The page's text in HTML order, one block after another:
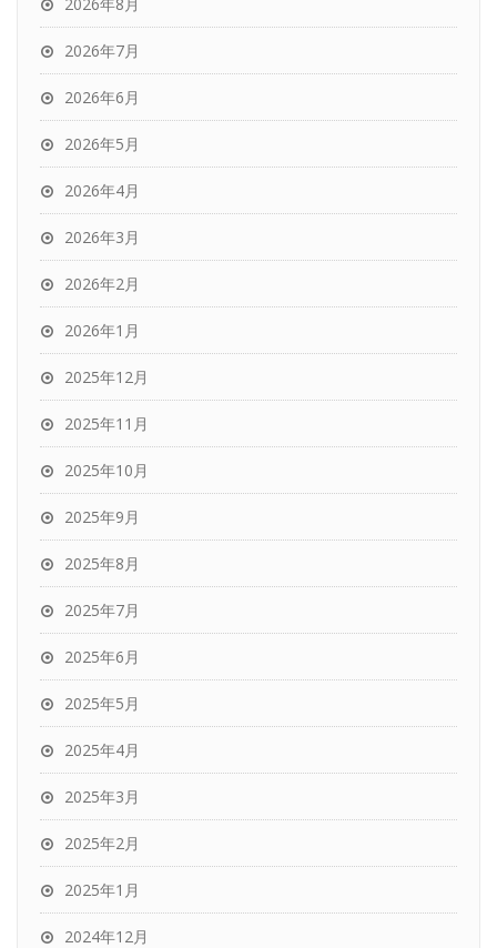
2026年7月
2026年6月
2026年5月
2026年4月
2026年3月
2026年2月
2026年1月
2025年12月
2025年11月
2025年10月
2025年9月
2025年8月
2025年7月
2025年6月
2025年5月
2025年4月
2025年3月
2025年2月
2025年1月
2024年12月